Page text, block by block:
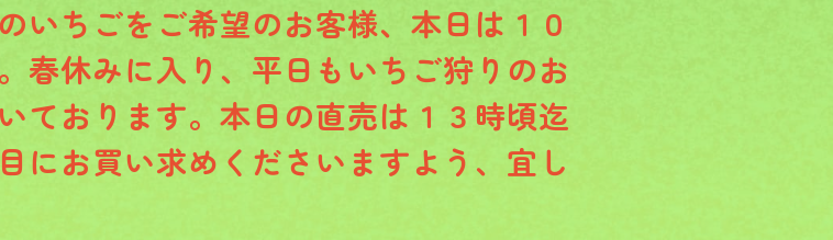
いちごをご希望のお客様、本日は１０
春休みに入り、平日もいちご狩りのお
ております。本日の直売は１３時頃迄
にお買い求めくださいますよう、宜し